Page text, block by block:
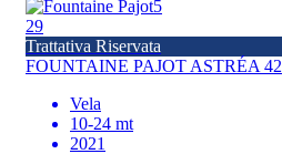
29
Trattativa Riservata
FOUNTAINE PAJOT ASTRÉA 42
Vela
10-24 mt
2021